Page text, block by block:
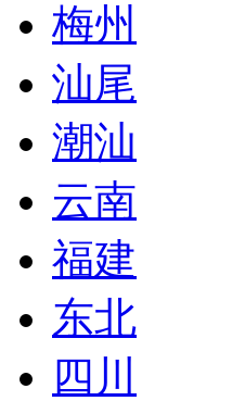
梅州
汕尾
潮汕
云南
福建
东北
四川